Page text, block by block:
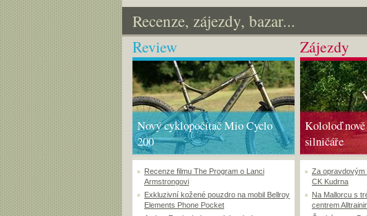
Recenze, zájezdy, bazar...
Review
Nový cyklopočítač Mio Cyclo
200
Recenze filmu The Program o Lanci
Armstrongovi
Exkluzivní kožené pouzdro na mobil Bellroy
Elements Phone Pocket
Zájezdy
Kololoď
silničáře
Za
CK Kudrna
Na Mallorcu s
centrem